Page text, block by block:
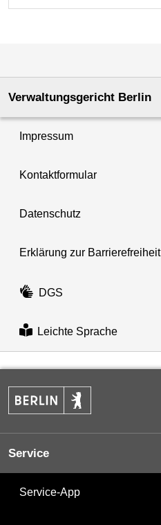
Verwaltungsgericht Berlin
Impressum
Kontaktformular
Datenschutz
Erklärung zur Barrierefreiheit
DGS
Leichte Sprache
Service
Service-App